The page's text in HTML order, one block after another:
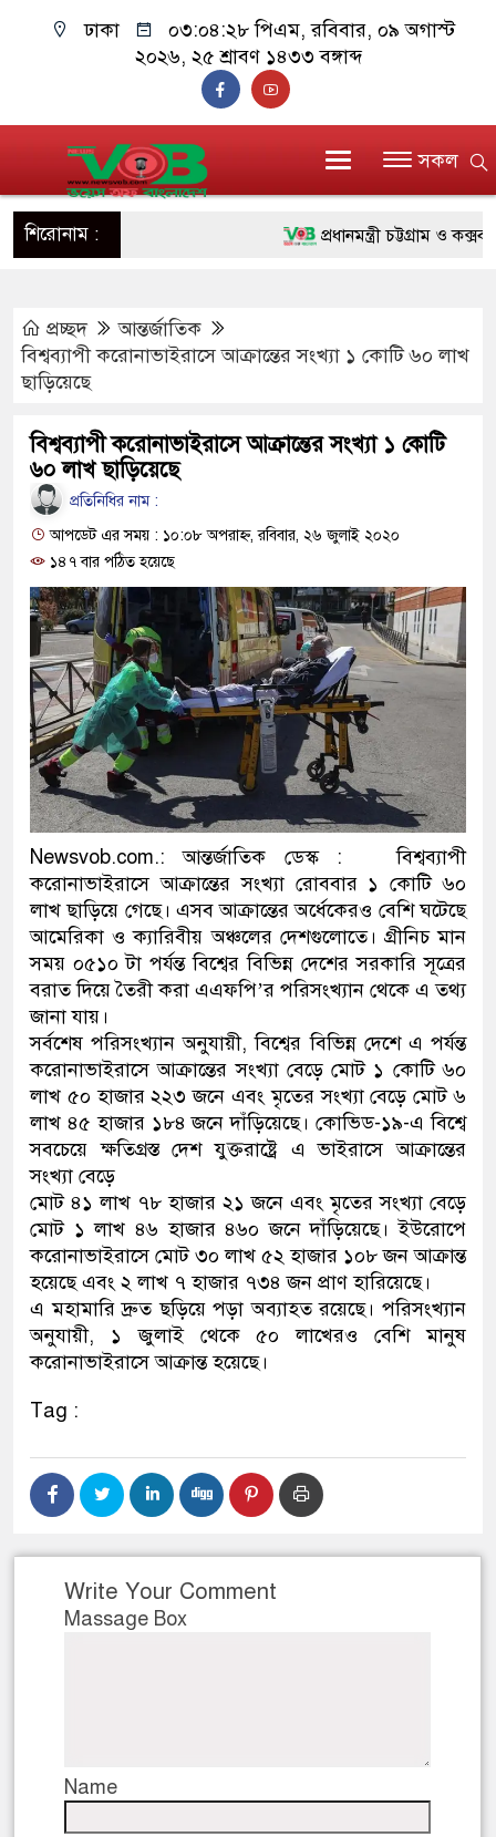
ঢাকা ০৩:০৪:২৯ পিএম, রবিবার, ০৯ অগাস্ট ২০২৬,
২৫ শ্রাবণ ১৪৩৩ বঙ্গাব্দ
সকল
শিরোনাম : প্রধানমন্ত্রী চট্টগ্রাম ও
সিল-স্বাক্ষর জালিয়াতি চক্রের পাঁচ
উদ্ধার
জনগণ পরিবর্তন চেয়েছে
প্রধানমন্ত্রী
মিরপুর মডেল থানার
মাদক কারবারি গ্রেফতার
২৮ লাখ টাকার জাল নোটসহ
থানা পুলিশ
যেকোনো সময় বেনজীরের
নেতৃত্ব ও গণতন্ত্রের মূর্তমান
প্রচ্ছদ
আন্তর্জাতিক
বিশ্বব্যাপী করোনাভাইরাসে আক্রান্তের সংখ্যা ১ কোটি ৬০ লাখ
ছাড়িয়েছে
বিশ্বব্যাপী করোনাভাইরাসে আক্রান্তের সংখ্যা ১ কোটি
৬০ লাখ ছাড়িয়েছে
প্রতিনিধির নাম :
আপডেট এর সময় : ১০:০৮ অপরাহ্ন, রবিবার, ২৬ জুলাই ২০২০
১৪৭ বার পঠিত হয়েছে
Newsvob.com.: আন্তর্জাতিক ডেস্ক : বিশ্বব্যাপী
করোনাভাইরাসে আক্রান্তের সংখ্যা রোববার ১ কোটি ৬০
লাখ ছাড়িয়ে গেছে। এসব আক্রান্তের অর্ধেকেরও বেশি ঘটেছে
আমেরিকা ও ক্যারিবীয় অঞ্চলের দেশগুলোতে। গ্রীনিচ মান
সময় ০৫১০ টা পর্যন্ত বিশ্বের বিভিন্ন দেশের সরকারি সূত্রের
বরাত দিয়ে তৈরী করা এএফপি’র পরিসংখ্যান থেকে এ তথ্য
জানা যায়।
সর্বশেষ পরিসংখ্যান অনুযায়ী, বিশ্বের বিভিন্ন দেশে এ পর্যন্ত
করোনাভাইরাসে আক্রান্তের সংখ্যা বেড়ে মোট ১ কোটি ৬০
লাখ ৫০ হাজার ২২৩ জনে এবং মৃতের সংখ্যা বেড়ে মোট ৬
লাখ ৪৫ হাজার ১৮৪ জনে দাঁড়িয়েছে। কোভিড-১৯-এ বিশ্বে
সবচেয়ে ক্ষতিগ্রস্ত দেশ যুক্তরাষ্ট্রে এ ভাইরাসে আক্রান্তের
সংখ্যা বেড়ে
মোট ৪১ লাখ ৭৮ হাজার ২১ জনে এবং মৃতের সংখ্যা বেড়ে
মোট ১ লাখ ৪৬ হাজার ৪৬০ জনে দাঁড়িয়েছে। ইউরোপে
করোনাভাইরাসে মোট ৩০ লাখ ৫২ হাজার ১০৮ জন আক্রান্ত
হয়েছে এবং ২ লাখ ৭ হাজার ৭৩৪ জন প্রাণ হারিয়েছে।
এ মহামারি দ্রুত ছড়িয়ে পড়া অব্যাহত রয়েছে। পরিসংখ্যান
অনুযায়ী, ১ জুলাই থেকে ৫০ লাখেরও বেশি মানুষ
করোনাভাইরাসে আক্রান্ত হয়েছে।
Tag :
Write Your Comment
Massage Box
Name